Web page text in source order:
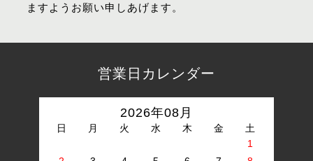
ますようお願い申しあげます。
営業日カレンダー
2026年08月
日 月 火 水 木 金
土
1